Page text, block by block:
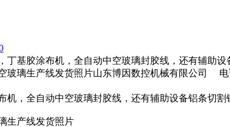
基胶涂布机，全自动中空玻璃封胶线，还有辅助
玻璃生产线发货照片山东博因数控机械有限公司
机，全自动中空玻璃封胶线，还有辅助设备铝条切割
生产线发货照片